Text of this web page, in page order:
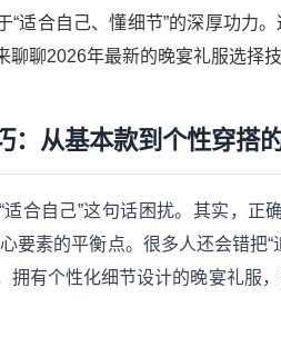
“适合自己、懂细节”的深厚功力
聊聊2026年最新的晚宴礼服选择
：从基本款到个性穿搭
合自己”这句话困扰。其实，正
要素的平衡点。很多人还会错把
拥有个性化细节设计的晚宴礼服